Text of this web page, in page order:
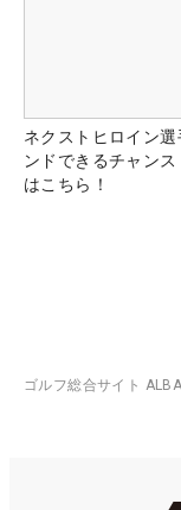
ネクストヒロイン選
ンドできるチャンス
はこちら！
ゴルフ総合サイト